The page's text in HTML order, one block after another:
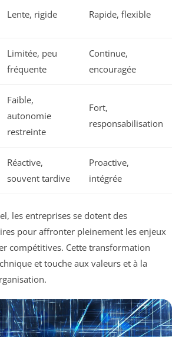
Lente, rigide Rapide, flexible
Limitée, peu
fréquente
Continue,
encouragée
Faible,
autonomie
restreinte
Fort,
responsabilisation
Réactive,
souvent tardive
Proactive,
intégrée
les entreprises se dotent des
pour affronter pleinement les enjeux
compétitives. Cette transformation
et touche aux valeurs et à la